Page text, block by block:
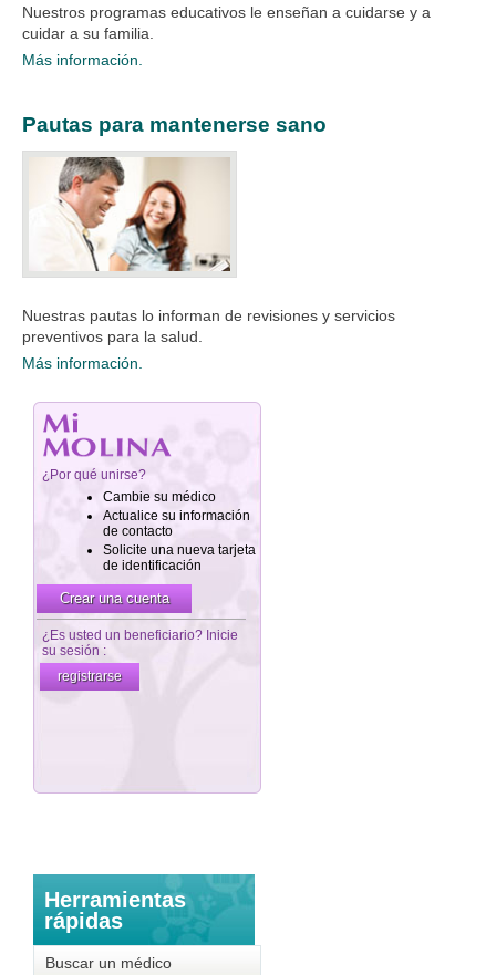
Nuestros programas educativos le enseñan a cuidarse y a
cuidar a su familia.​
Más información.
Pautas para mantenerse sano
Nuestras pautas lo informan de revisiones y servicios
preventivos para la salud.​
Más información.
Herramientas
rápidas
Buscar un médico